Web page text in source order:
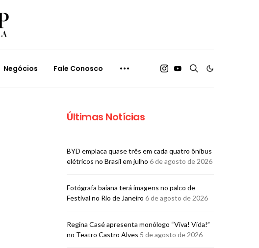
Negócios Fale Conosco
Últimas Notícias
BYD emplaca quase três em cada quatro ônibus
elétricos no Brasil em julho 6 de agosto de 2026
Fotógrafa baiana terá imagens no palco de
Festival no Rio de Janeiro 6 de agosto de 2026
Regina Casé apresenta monólogo “Viva! Vida!”
no Teatro Castro Alves 5 de agosto de 2026